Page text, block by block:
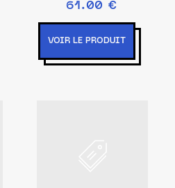
61.00 €
VOIR LE PRODUIT